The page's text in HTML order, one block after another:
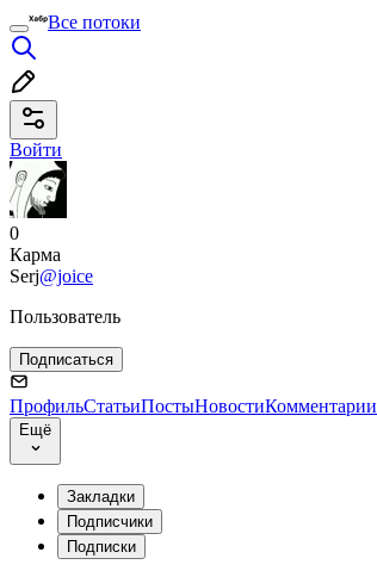
Все потоки
Войти
0
Карма
Serj@joice
Пользователь
Подписаться
ПрофильСтатьиПостыНовостиКомментарии
Ещё
Закладки
Подписчики
Подписки